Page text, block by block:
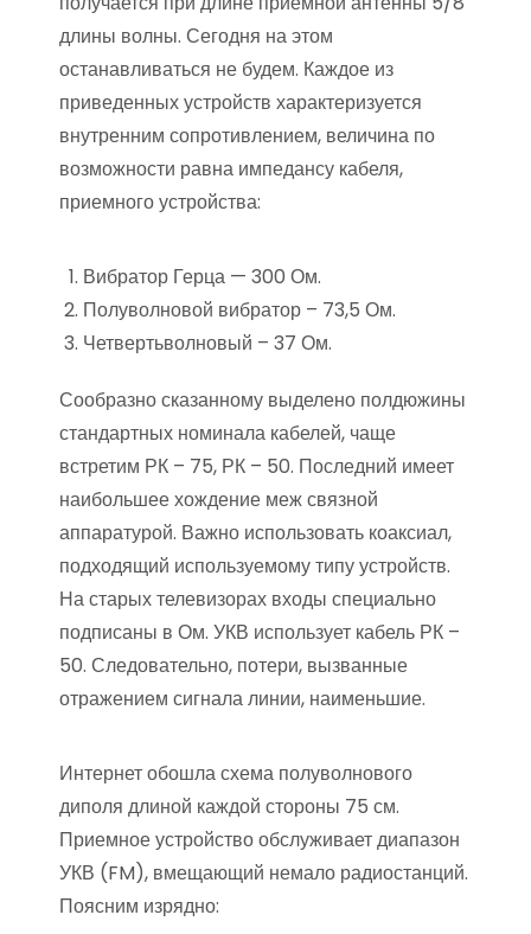
длины волны. Сегодня на этом
останавливаться не будем. Каждое из
приведенных устройств характеризуется
внутренним сопротивлением, величина по
возможности равна импедансу кабеля,
приемного устройства:
Вибратор Герца — 300 Ом.
Полуволновой вибратор – 73,5 Ом.
Четвертьволновый – 37 Ом.
Сообразно сказанному выделено полдюжины
стандартных номинала кабелей, чаще
встретим РК – 75, РК – 50. Последний имеет
наибольшее хождение меж связной
аппаратурой. Важно использовать коаксиал,
подходящий используемому типу устройств.
На старых телевизорах входы специально
подписаны в Ом. УКВ использует кабель РК –
50. Следовательно, потери, вызванные
отражением сигнала линии, наименьшие.
Интернет обошла схема полуволнового
диполя длиной каждой стороны 75 см.
Приемное устройство обслуживает диапазон
УКВ (FM), вмещающий немало радиостанций.
Поясним изрядно: